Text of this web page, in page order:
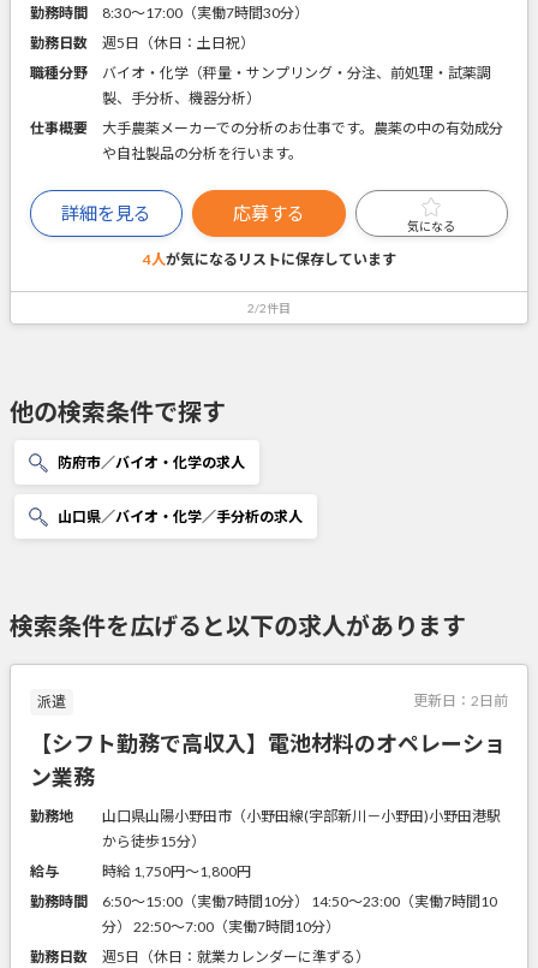
勤務時間
8:30～17:00（実働7時間30分）
勤務日数
週5日（休日：土日祝）
職種分野
バイオ・化学（秤量・サンプリング・分注、前処理・試薬調
製、手分析、機器分析）
仕事概要
大手農薬メーカーでの分析のお仕事です。農薬の中の有効成分
や自社製品の分析を行います。
詳細を見る 応募する
気になる
4人が気になるリストに保存しています
2/2件目
他の検索条件で探す
防府市／バイオ・化学の求人
山口県／バイオ・化学／手分析の求人
検索条件を広げると以下の求人があります
派遣 更新日： 2日前
【シフト勤務で高収入】電池材料のオペレーショ
ン業務
勤務地
山口県山陽小野田市（小野田線(宇部新川－小野田)小野田港駅
から徒歩15分）
給与
時給 1,750円〜1,800円
勤務時間
6:50～15:00（実働7時間10分） 14:50～23:00（実働7時間10
分） 22:50～7:00（実働7時間10分）
勤務日数
週5日（休日：就業カレンダーに準ずる）